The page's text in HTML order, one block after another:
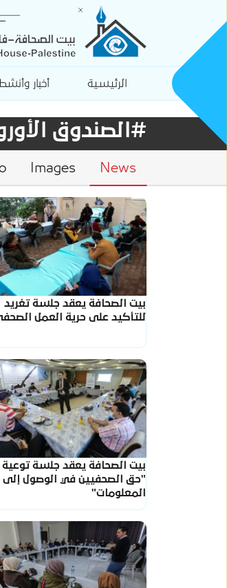
الرئيسية أخبار
#الصندوق
News
Images
بيت الصحافة يعقد جلسة تغريد
للتأكيد على حرية العمل
بيت الصحافة يعقد جلسة
"حق الصحفيين في الوصول إلى
المعلومات"